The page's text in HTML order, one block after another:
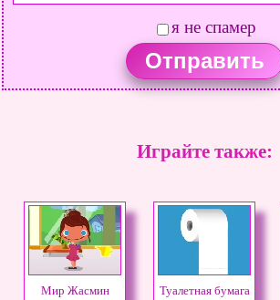
я не спамер
Играйте также:
Мир Жасмин Туалетная бумага